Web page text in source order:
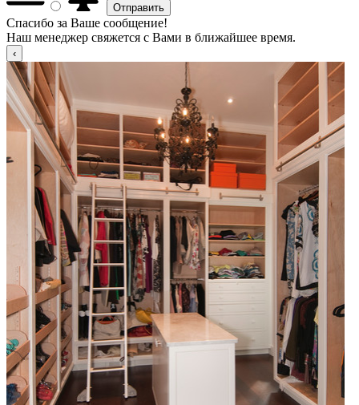
Спасибо за Ваше сообщение!
Наш менеджер свяжется с Вами в ближайшее время.